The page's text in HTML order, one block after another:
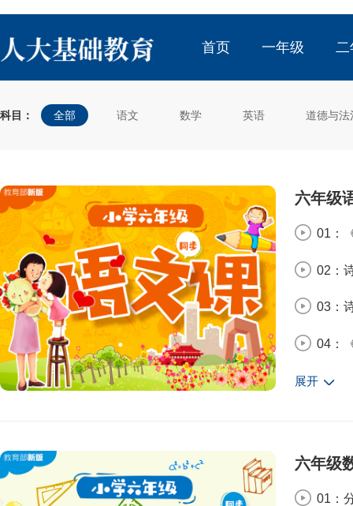
首页 一年级 二
科目： 全部 语文 数学 英语 道德与法
六年级
01：
02：
03：
04：
05：
07：
08：
展开
六年级
01：